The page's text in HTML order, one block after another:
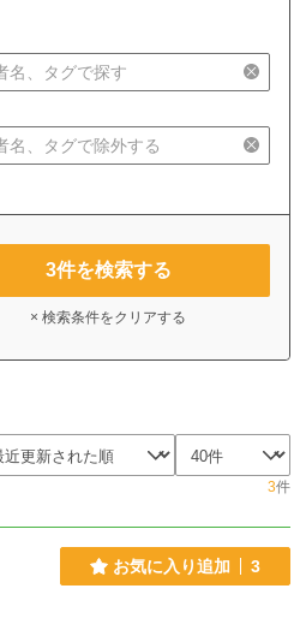
3件を検索する
× 検索条件をクリアする
3件
お気に入り追加 3